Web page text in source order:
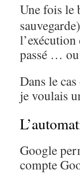
Une fois le
passé …
Dans le
je voulais
Google
compte